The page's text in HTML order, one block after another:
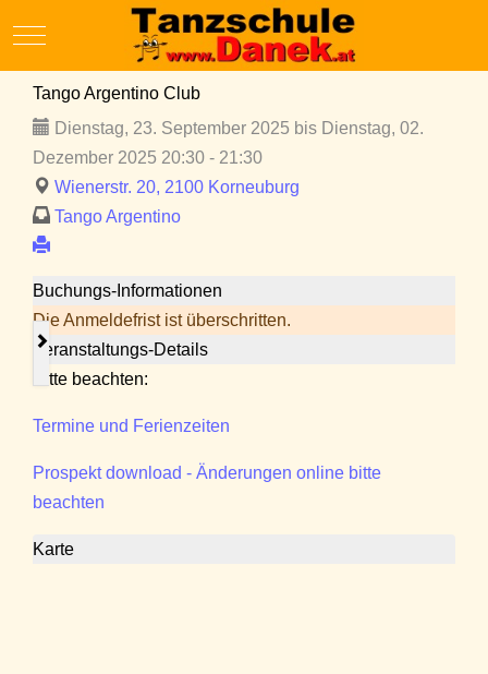
Mobile Menu Toggle
Tango Argentino Club
Dienstag, 23. September 2025 bis Dienstag, 02.
Dezember 2025 20:30 - 21:30
Wienerstr. 20, 2100 Korneuburg
Tango Argentino
Buchungs-Informationen
Die Anmeldefrist ist überschritten.
Veranstaltungs-Details
Bitte beachten:
Termine und Ferienzeiten
Prospekt download - Änderungen online bitte
beachten
Karte